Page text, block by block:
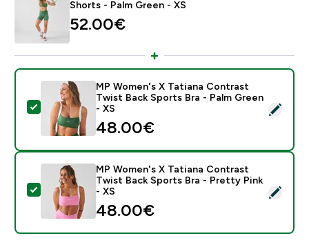
Shorts - Palm Green - XS
52.00€‎
Select this product - MP Women's X Tatiana
MP Women's X Tatiana Contrast
Twist Back Sports Bra - Palm Green
- XS
48.00€‎
Select this product - MP Women's X Tatiana
MP Women's X Tatiana Contrast
Twist Back Sports Bra - Pretty Pink
- XS
48.00€‎